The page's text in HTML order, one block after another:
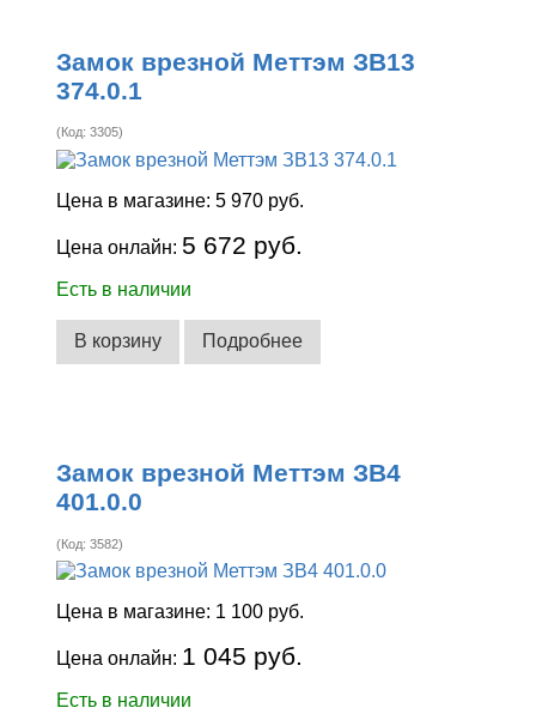
Замок врезной Меттэм ЗВ13
374.0.1
(Код:3305)
Цена в магазине:5 970 руб.
Цена онлайн: 5 672 руб.
Есть в наличии
В корзину Подробнее
Замок врезной Меттэм ЗВ4
401.0.0
(Код:3582)
Цена в магазине: 1 100 руб.
Цена онлайн: 1 045 руб.
Есть в наличии